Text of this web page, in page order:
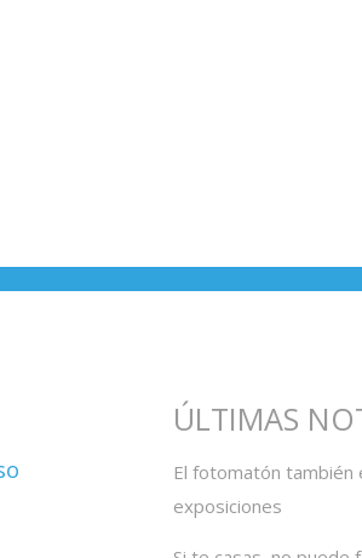
ÚLTIMAS
El fotomatón también
exposiciones